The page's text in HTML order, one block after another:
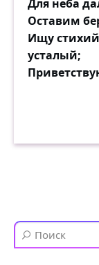
Для неба
Оставим
Ищу
усталый;